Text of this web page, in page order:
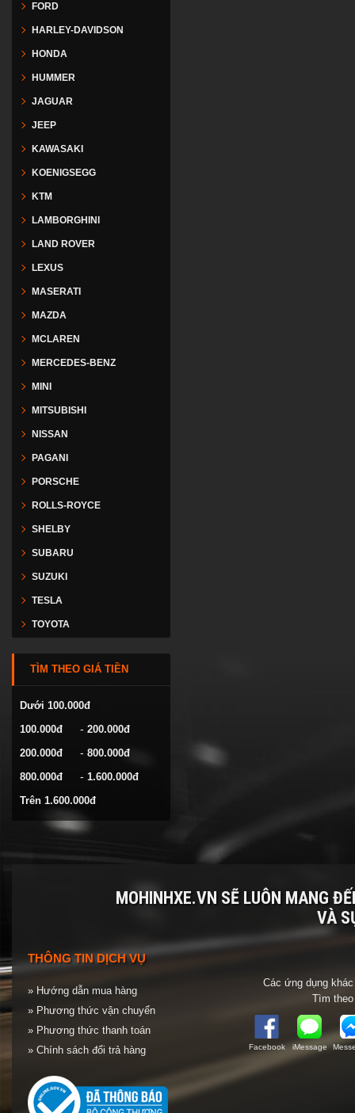
FORD
HARLEY-DAVIDSON
HONDA
HUMMER
JAGUAR
JEEP
KAWASAKI
KOENIGSEGG
KTM
LAMBORGHINI
LAND ROVER
LEXUS
MASERATI
MAZDA
MCLAREN
MERCEDES-BENZ
MINI
MITSUBISHI
NISSAN
PAGANI
PORSCHE
ROLLS-ROYCE
SHELBY
SUBARU
SUZUKI
TESLA
TOYOTA
VOLKSWAGEN
TÌM THEO GIÁ TIỀN
Dưới 100.000đ
100.000đ
- 200.000đ
200.000đ
- 800.000đ
800.000đ
- 1.600.000đ
Trên 1.600.000đ
MOHINHXE.VN SẼ LUÔN MANG
VÀ
THÔNG TIN DỊCH VỤ
» Hướng dẫn mua hàng
» Phương thức vận chuyển
» Phương thức thanh toán
» Chính sách đổi trả hàng
Các ứng dụng
Tìm
Facebook iMessage